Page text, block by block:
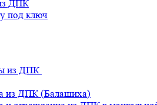
ДПК
под ключ
из ДПК
из ДПК (Балашиха)